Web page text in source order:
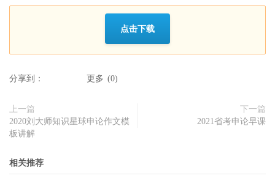
点击下载
分享到： 更多 (0)
上一篇
2020刘大师知识星球申论作文模
板讲解
下一篇
2021省考申论早课
相关推荐